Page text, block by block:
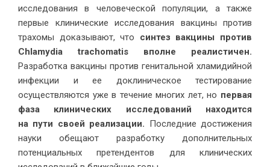
исследования в человеческой популяции, а также
первые клинические исследования вакцины против
трахомы доказывают, что синтез вакцины против
Chlamydia trachomatis вполне реалистичен.
Разработка вакцины против генитальной хламидийной
инфекции и ее доклиническое тестирование
осуществляются уже в течение многих лет, но первая
фаза клинических исследований находится
на пути своей реализации. Последние достижения
науки обещают разработку дополнительных
потенциальных претендентов для клинических